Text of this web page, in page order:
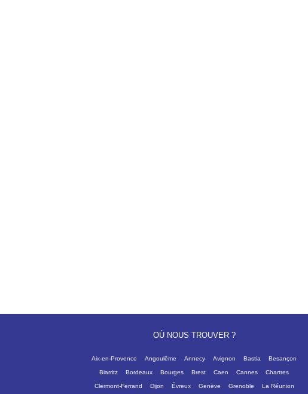
OÙ NOUS TROUVER ?
Aix-en-Provence Angoulême Annecy Avignon Bastia Besançon
Biarritz Bordeaux Bourges Brest Caen Cannes Chartres
Clermont-Ferrand Dijon Évreux Genève Grenoble La Réunion